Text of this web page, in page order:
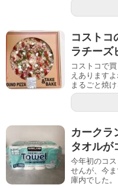
コストコ
ラチーズ
コストコで
えあります
まるごと焼
カークラ
タオルが
今年初のコ
せんが、今
庫内でした